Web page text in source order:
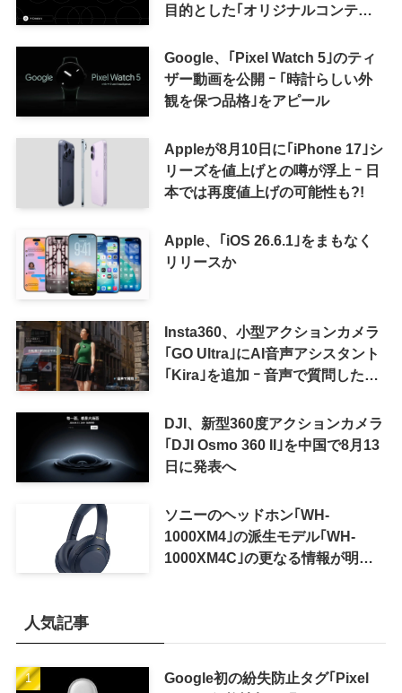
目的とした｢オリジナルコンテン
来の｢収益分配｣は廃止
Google、｢Pixel Watch 5｣のティ
ザー動画を公開 ｰ ｢時計らしい外
観を保つ品格｣をアピール
Appleが8月10日に｢iPhone 17｣シ
リーズを値上げとの噂が浮上 ｰ 日
本では再度値上げの可能性も?!
Apple、｢iOS 26.6.1｣をまもなく
リリースか
Insta360、小型アクションカメラ
｢GO Ultra｣にAI音声アシスタント
｢Kira｣を追加 ｰ 音声で質問した
可能に
DJI、新型360度アクションカメラ
｢DJI Osmo 360 II｣を中国で8月13
日に発表へ
ソニーのヘッドホン｢WH-
1000XM4｣の派生モデル｢WH-
1000XM4C｣の更なる情報が明ら
人気記事
Google初の紛失防止タグ｢Pixel